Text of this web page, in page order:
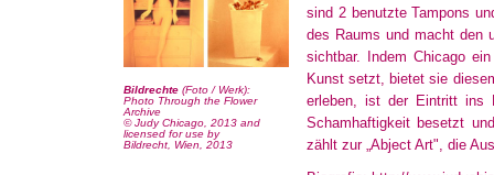
Bildrechte (Foto / Werk):
Photo Through the Flower
Archive
© Judy Chicago, 2013 and
licensed for use by
Bildrecht, Wien, 2013
sind 2 benutzte Tampons
des Raums und macht den
sichtbar. Indem Chicago
Kunst setzt, bietet sie
erleben, ist der Eintritt ins
Schamhaftigkeit besetzt
zählt zur „Abject Art", die